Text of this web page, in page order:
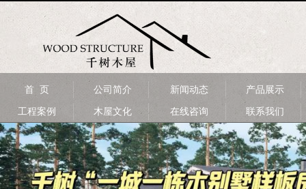
首 页 公司简介 新闻动态
产品展示
工程案例
木屋文化 在线咨询 联系我们